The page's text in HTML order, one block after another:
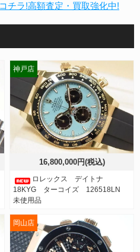
16,800,000円(税込)
ロレックス デイトナ
18KYG ターコイズ 126518LN
未使用品
神戸店
岡山店